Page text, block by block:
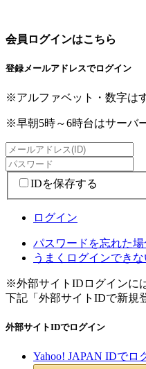
会員ログインはこちら
登録メールアドレスでログイン
※アルファベット・数字は
※早朝5時～6時台はサーバ
IDを保存する
ログイン
パスワードを忘れた
うまくログインでき
※外部サイトIDログインに
下記「外部サイトIDで新規
外部サイトIDでログイン
Yahoo! JAPAN IDでロ